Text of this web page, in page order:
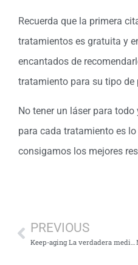
Recuerda que la primera
tratamientos es gratuita y
encantados de
tratamiento para su tipo de
No tener un láser para
para cada tratamiento es
consigamos los mejores
PREVIOUS
Keep-aging La verdadera medicina estética